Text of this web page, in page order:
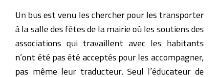
Un bus est venu les chercher pour les transporter
à la salle des fêtes de la mairie où les soutiens des
associations qui travaillent avec les habitants
n’ont été pas été acceptés pour les accompagner,
pas même leur traducteur. Seul l’éducateur de